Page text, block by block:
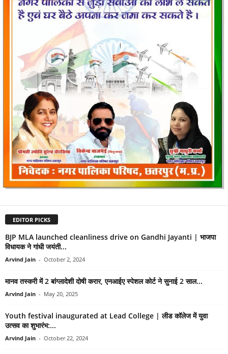
EDITOR PICKS
BJP MLA launched cleanliness drive on Gandhi Jayanti | भाजपा
विधायक ने गांधी जयंती...
Arvind Jain - October 2, 2024
मानव तस्करी में 2 बांग्लादेशी दोषी करार, एनआईए स्पेशल कोर्ट ने सुनाई 2 साल...
Arvind Jain - May 20, 2025
Youth festival inaugurated at Lead College | लीड कॉलेज में युवा
उत्सव का शुभारंभ:...
Arvind Jain - October 22, 2024